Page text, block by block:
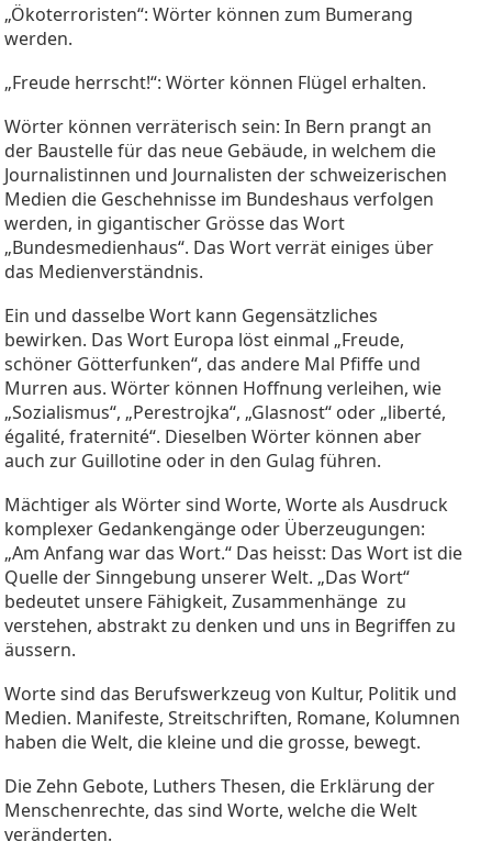
„Ökoterroristen“: Wörter können zum Bumerang
werden.
„Freude herrscht!“: Wörter können Flügel erhalten.
Wörter können verräterisch sein: In Bern prangt an
der Baustelle für das neue Gebäude, in welchem die
Journalistinnen und Journalisten der schweizerischen
Medien die Geschehnisse im Bundeshaus verfolgen
werden, in gigantischer Grösse das Wort
„Bundesmedienhaus“. Das Wort verrät einiges über
das Medienverständnis.
Ein und dasselbe Wort kann Gegensätzliches
bewirken. Das Wort Europa löst einmal „Freude,
schöner Götterfunken“, das andere Mal Pfiffe und
Murren aus. Wörter können Hoffnung verleihen, wie
„Sozialismus“, „Perestrojka“, „Glasnost“ oder „liberté,
égalité, fraternité“. Dieselben Wörter können aber
auch zur Guillotine oder in den Gulag führen.
Mächtiger als Wörter sind Worte, Worte als Ausdruck
komplexer Gedankengänge oder Überzeugungen:
„Am Anfang war das Wort.“ Das heisst: Das Wort ist die
Quelle der Sinngebung unserer Welt. „Das Wort“
bedeutet unsere Fähigkeit, Zusammenhänge zu
verstehen, abstrakt zu denken und uns in Begriffen zu
äussern.
Worte sind das Berufswerkzeug von Kultur, Politik und
Medien. Manifeste, Streitschriften, Romane, Kolumnen
haben die Welt, die kleine und die grosse, bewegt.
Die Zehn Gebote, Luthers Thesen, die Erklärung der
Menschenrechte, das sind Worte, welche die Welt
veränderten.